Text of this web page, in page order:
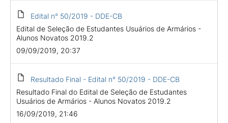
Edital n° 50/2019 - DDE-CB
Edital de Seleção de Estudantes Usuários de Armários -
Alunos Novatos 2019.2
09/09/2019, 20:37
Resultado Final - Edital n° 50/2019 - DDE-CB
Resultado Final do Edital de Seleção de Estudantes
Usuários de Armários - Alunos Novatos 2019.2
16/09/2019, 21:46